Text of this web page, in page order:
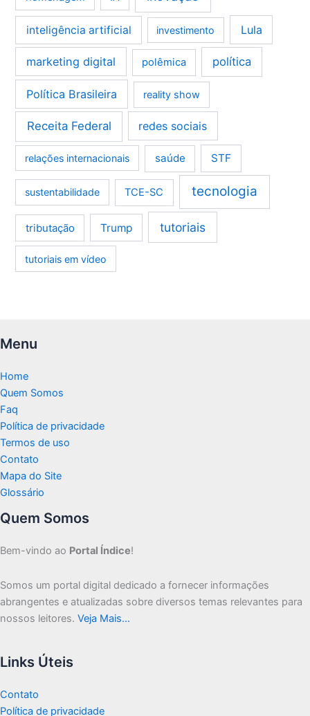
inteligência artificial investimento Lula
marketing digital polêmica política
Política Brasileira reality show
Receita Federal redes sociais
relações internacionais saúde STF
sustentabilidade TCE-SC tecnologia
tributação Trump tutoriais
tutoriais em vídeo
Menu
Home
Quem Somos
Faq
Política de privacidade
Termos de uso
Contato
Mapa do Site
Glossário
Quem Somos
Bem-vindo ao Portal Índice!
Somos um portal digital dedicado a fornecer informações
abrangentes e atualizadas sobre diversos temas relevantes para
nossos leitores. Veja Mais…
Links Úteis
Contato
Política de privacidade